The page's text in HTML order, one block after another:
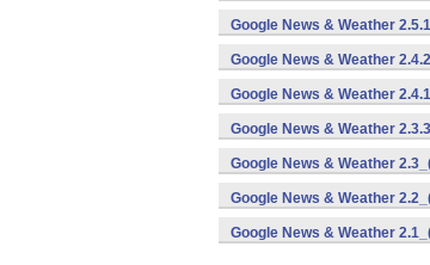
Google News & Weather
Google News & Weather
Google News & Weather
Google News & Weather
Google News & Weather
Google News & Weather
Google News & Weather